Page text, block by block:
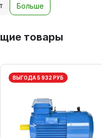
Больше
товары
ВЫГОДА 5 932 РУБ